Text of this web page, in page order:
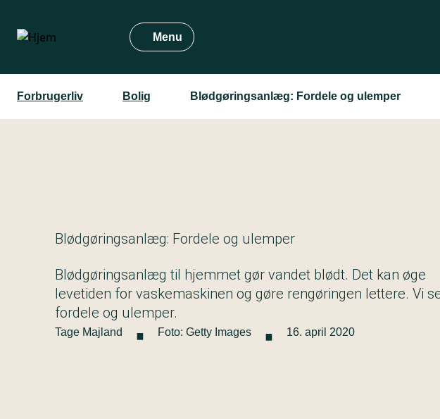
hovedindhold
Menu
Forbrugerliv Bolig Blødgøringsanlæg: Fordele og ulemper
Blødgøringsanlæg: Fordele og ulemper
Blødgøringsanlæg til hjemmet gør vandet blødt. Det kan øge
levetiden for vaskemaskinen og gøre rengøringen lettere. Vi
fordele og ulemper.
Tage Majland · Foto: Getty Images · 16. april 2020